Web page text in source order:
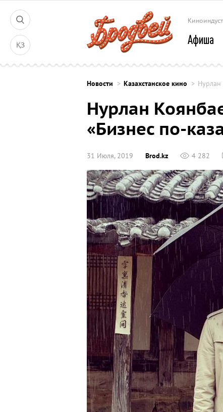
ҚЗ Афиша
Новости Казахстанское кино Нурлан
Нурлан
«Бизнес по-
31 Июля, 2019 Brod.kz 4 282